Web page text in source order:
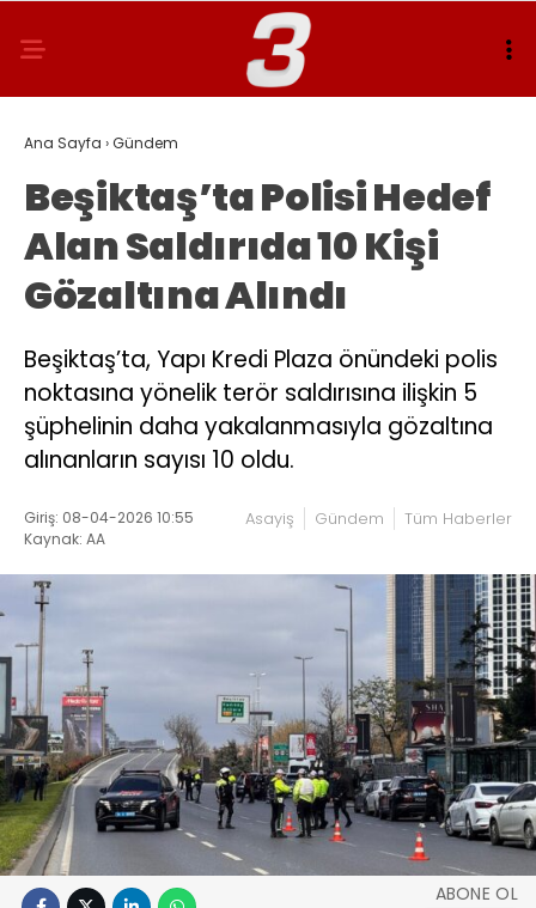
Ana Sayfa ›Gündem
Beşiktaş’ta Polisi Hedef
Alan Saldırıda 10 Kişi
Gözaltına Alındı
Beşiktaş’ta, Yapı Kredi Plaza önündeki polis
noktasına yönelik terör saldırısına ilişkin 5
şüphelinin daha yakalanmasıyla gözaltına
alınanların sayısı 10 oldu.
Giriş: 08-04-2026 10:55
Kaynak: AA
Asayiş Gündem Tüm Haberler
ABONE OL